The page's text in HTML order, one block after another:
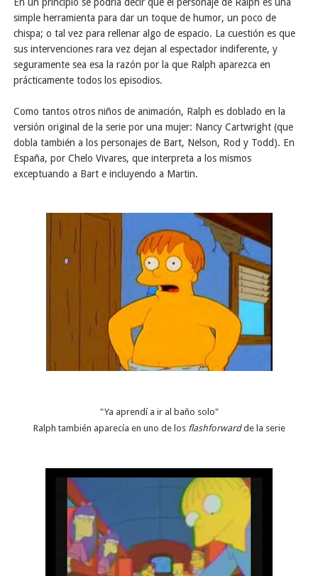
En un principio se podría decir que el personaje de Ralph es una
simple herramienta para dar un toque de humor, un poco de
chispa; o tal vez para rellenar algo de espacio. La cuestión es que
sus intervenciones rara vez dejan al espectador indiferente, y
seguramente sea esa la razón por la que Ralph aparezca en
prácticamente todos los episodios.
Como tantos otros niños de animación, Ralph es doblado en la
versión original de la serie por una mujer: Nancy Cartwright (que
dobla también a los personajes de Bart, Nelson, Rod y Todd). En
España, por Chelo Vivares, que interpreta a los mismos
exceptuando a Bart e incluyendo a Martin.
"Ya aprendí a ir al baño solo"
Ralph también aparecía en uno de los flashforwardde la serie